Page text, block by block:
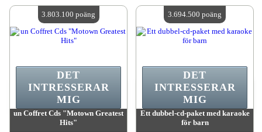
Antal tillgängliga:4
Antal tillgängliga:4
un Coffret Cds "Motown Greatest
Hits"
DET
INTRESSERAR
MIG
3.803.100 poäng
Ett dubbel-cd-paket med karaoke
för barn
DET
INTRESSERAR
MIG
3.694.500 poäng